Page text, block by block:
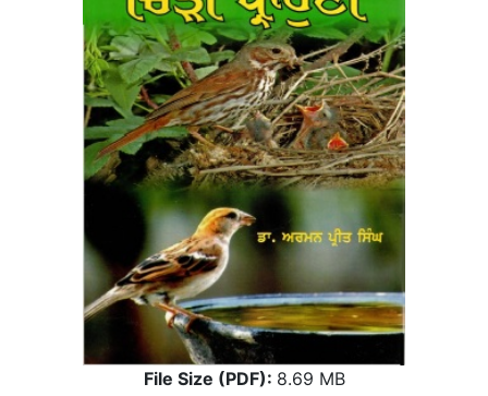
File Size (PDF): 8.69 MB